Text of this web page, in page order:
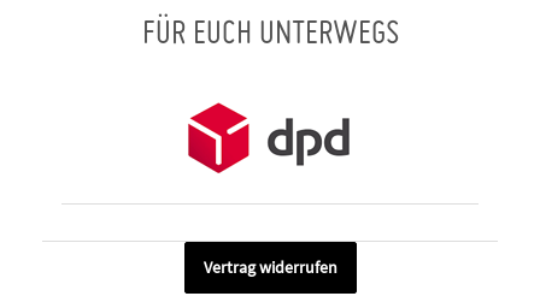
FÜR EUCH UNTERWEGS
Vertrag widerrufen